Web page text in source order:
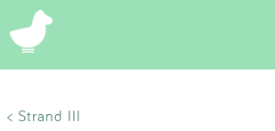
< Strand III